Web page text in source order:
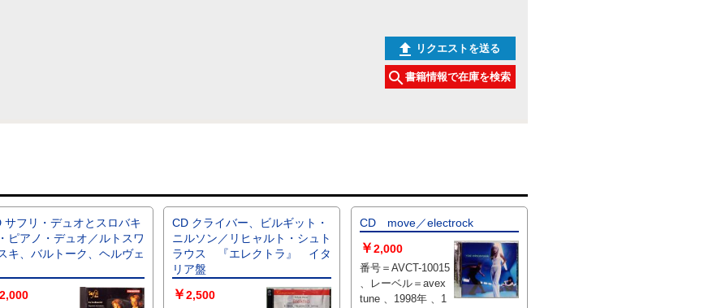
リクエストを送る
書籍情報で在庫を検索
キ
ピアノ・デュオ／ルトスワ
キ、バルトーク、ヘルヴェ
2,000
CD クライバー、ビルギット・
ニルソン／リヒャルト・シュト
ラウス 『エレクトラ』 イタ
リア盤
￥2,500
CD move／electrock
￥2,000
番号＝AVCT-10015
、レーベル＝avex
tune 、1998年 、1